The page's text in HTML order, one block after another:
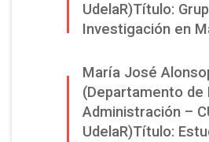
UdelaR)Título:
Investigación en
María José
(Departamento de
Administración –
UdelaR)Título: